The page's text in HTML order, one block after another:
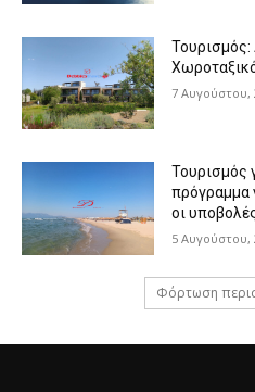
Τουρισμός:
7 Αυγούστου,
Τουρισμός
πρόγραμμα
οι
5 Αυγούστου,
Φόρτωση